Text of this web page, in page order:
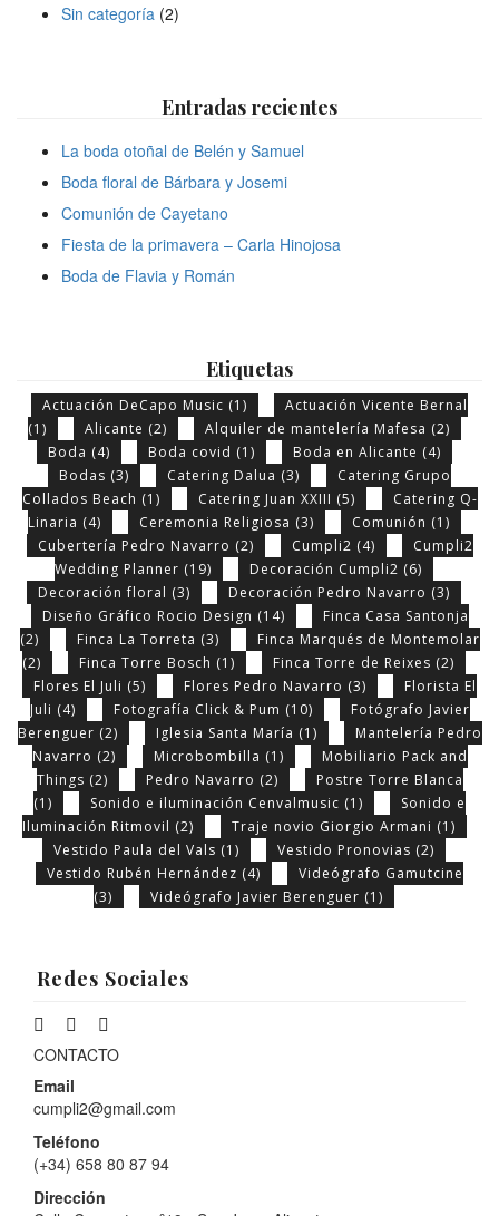
Sin categoría (2)
Entradas recientes
La boda otoñal de Belén y Samuel
Boda floral de Bárbara y Josemi
Comunión de Cayetano
Fiesta de la primavera – Carla Hinojosa
Boda de Flavia y Román
Etiquetas
Actuación DeCapo Music (1)
Actuación Vicente Bernal
(1)
Alicante (2) Alquiler de mantelería Mafesa (2)
Boda (4) Boda covid (1) Boda en Alicante (4)
Bodas (3) Catering Dalua (3)
Catering Grupo
Collados Beach (1) Catering Juan XXIII (5)
Catering Q-
Linaria (4) Ceremonia Religiosa (3) Comunión (1)
Cubertería Pedro Navarro (2) Cumpli2 (4)
Cumpli2
Wedding Planner (19) Decoración Cumpli2 (6)
Decoración floral (3) Decoración Pedro Navarro (3)
Diseño Gráfico Rocio Design (14)
Finca Casa Santonja
(2)
Finca La Torreta (3)
Finca Marqués de Montemolar
(2)
Finca Torre Bosch (1) Finca Torre de Reixes (2)
Flores El Juli (5) Flores Pedro Navarro (3)
Florista El
Juli (4) Fotografía Click & Pum (10)
Fotógrafo Javier
Berenguer (2) Iglesia Santa María (1)
Mantelería Pedro
Navarro (2) Microbombilla (1)
Mobiliario Pack and
Things (2) Pedro Navarro (2)
Postre Torre Blanca
(1)
Sonido e iluminación Cenvalmusic (1)
Sonido e
Iluminación Ritmovil (2) Traje novio Giorgio Armani (1)
Vestido Paula del Vals (1) Vestido Pronovias (2)
Vestido Rubén Hernández (4)
Videógrafo Gamutcine
(3)
Videógrafo Javier Berenguer (1)
Redes Sociales
CONTACTO
Email
cumpli2@gmail.com
Teléfono
(+34) 658 80 87 94
Dirección